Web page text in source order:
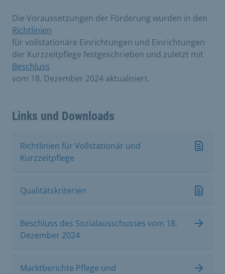
Die Voraussetzungen der Förderung wurden in den
Richtlinien
für vollstationäre Einrichtungen und Einrichtungen
der Kurzzeitpflege festgeschrieben und zuletzt mit
Beschluss
vom 18. Dezember 2024 aktualisiert.
Links und Downloads
Richtlinien für Vollstationär und
Kurzzeitpflege
Qualitätskriterien
Beschluss des Sozialausschusses vom 18.
Dezember 2024
Marktberichte Pflege und